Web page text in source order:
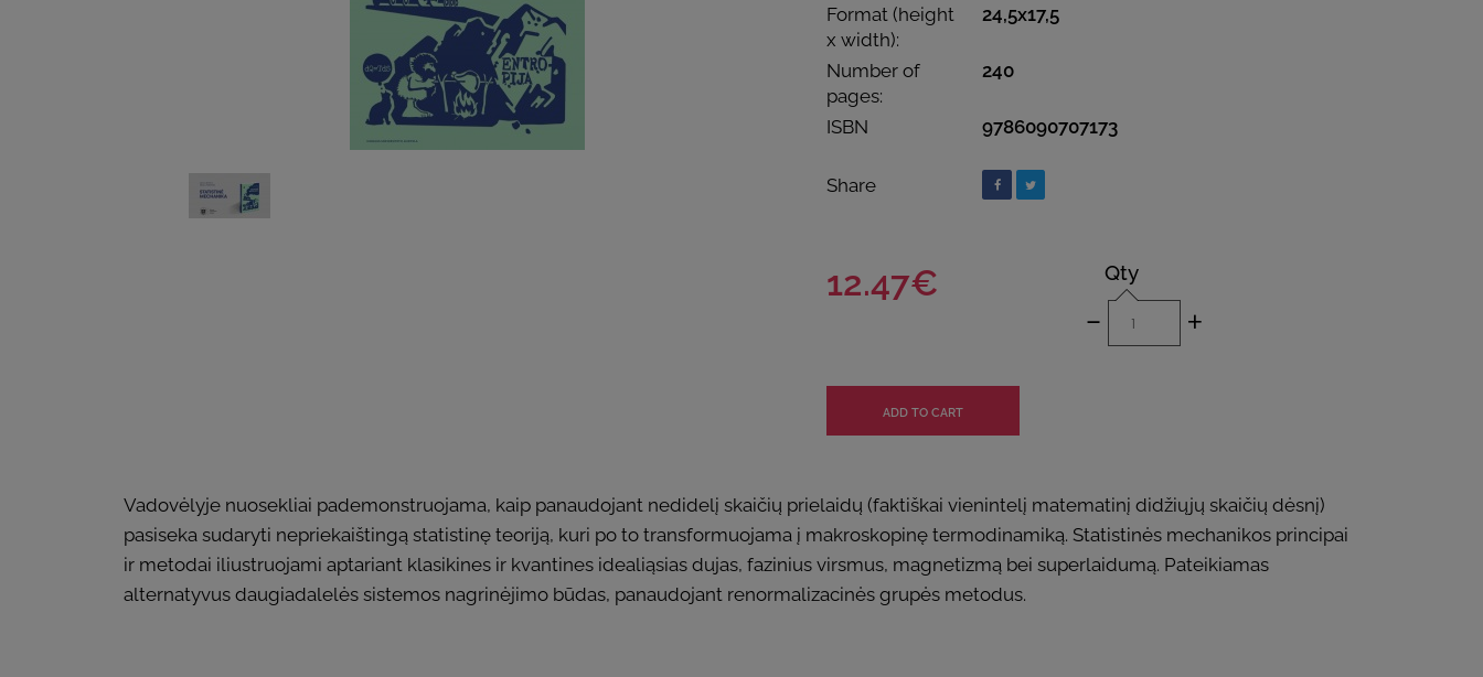
Format (height
x width):
24,5x17,5
Number of
pages:
240
ISBN 9786090707173
Share
12.47€ Qty
- +
Vadovėlyje nuosekliai pademonstruojama, kaip panaudojant nedidelį skaičių prielaidų (faktiškai vienintelį matematinį didžiųjų skaičių dėsnį)
pasiseka sudaryti nepriekaištingą statistinę teoriją, kuri po to transformuojama į makroskopinę termodinamiką. Statistinės mechanikos principai
ir metodai iliustruojami aptariant klasikines ir kvantines idealiąsias dujas, fazinius virsmus, magnetizmą bei superlaidumą. Pateikiamas
alternatyvus daugiadalelės sistemos nagrinėjimo būdas, panaudojant renormalizacinės grupės metodus.